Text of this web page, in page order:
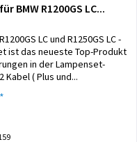
BMW R1200GS LC...
LC und R1250GS LC -
ist das neueste Top-Produkt
in der Lampenset-
Kabel ( Plus und...